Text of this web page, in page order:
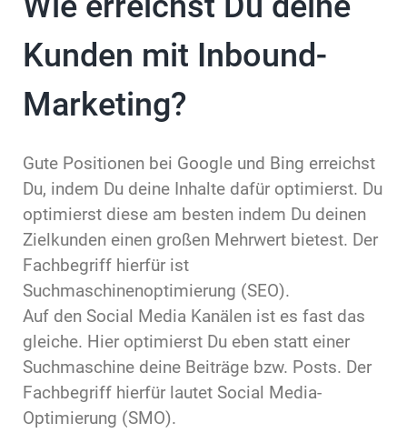
Kunden mit Inbound-
Marketing?
Gute Positionen bei Google und Bing erreichst
Du, indem Du deine Inhalte dafür optimierst. Du
optimierst diese am besten indem Du deinen
Zielkunden einen großen Mehrwert bietest. Der
Fachbegriff hierfür ist
Suchmaschinenoptimierung (SEO).
Auf den Social Media Kanälen ist es fast das
gleiche. Hier optimierst Du eben statt einer
Suchmaschine deine Beiträge bzw. Posts. Der
Fachbegriff hierfür lautet Social Media-
Optimierung (SMO).